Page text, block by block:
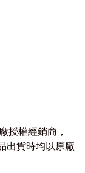
授權經銷商，
出貨時均以原廠